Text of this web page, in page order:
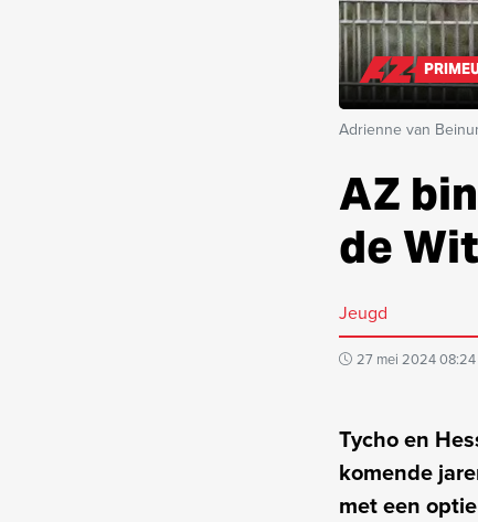
Adrienne van
AZ
de Wit
Jeugd
27 mei 2024 08:24
Tycho en
komende
met een